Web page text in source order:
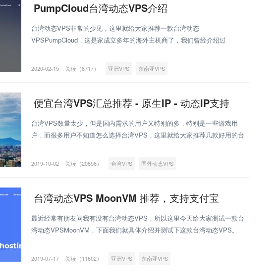
PumpCloud台湾动态VPS介绍
台湾动态VPS非常的少见，这里就给大家推荐一款台湾动态
VPSPumpCloud，这是家成立多年的海外主机商了，我们曾经介绍过
2020-02-15 阅读（8717） 亚洲VPS 东南亚VPS
便宜台湾VPS汇总推荐 - 原生IP - 动态IP支持
台湾VPS数量太少，但是国内需求的用户又特别的多，特别是一些游戏用
户，而很多用户不知道怎么选择台湾VPS，这里就给大家推荐几款好用的台
2019-10-02 阅读（20856） 台湾VPS 国外动态VPS
台湾动态VPS MoonVM 推荐，支持支付宝
最近经常有朋友问我有没有台湾动态VPS，所以这里今天给大家测试一款台
湾动态VPSMoonVM，下面我们就具体介绍并测试下这款台湾动态VPS。
2019-07-17 阅读（11602） 亚洲VPS 东南亚VPS